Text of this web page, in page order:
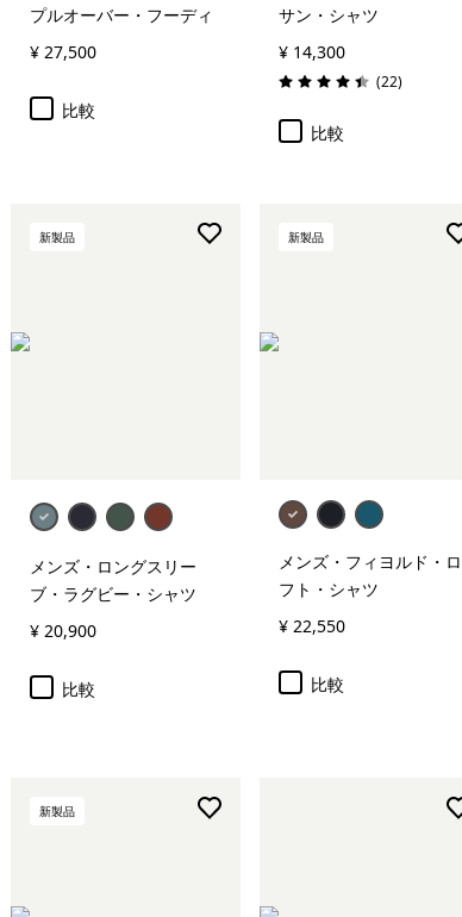
プルオーバー・フーディ
¥ 27,500
比較
サン・シャツ
¥ 14,300
評価: 4.5 / 5 (22レビュー
)
比較
新製品
メンズ・ロングスリー
ブ・ラグビー・シャツ
¥ 20,900
比較
新製品
メンズ・フィヨルド・ロ
フト・シャツ
¥ 22,550
比較
新製品